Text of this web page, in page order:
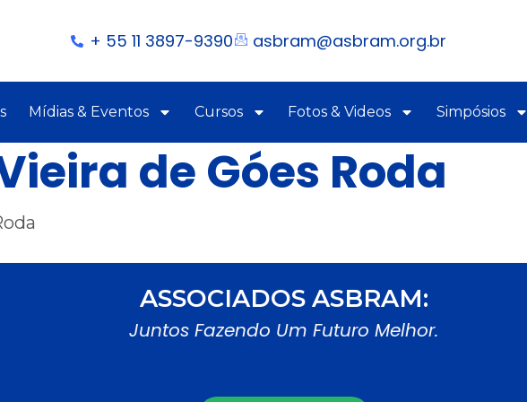
+ 55 11 3897-9390 asbram@asbram.org.br
Mídias & Eventos Cursos Fotos & Videos Simpósios
de Góes Roda
ASSOCIADOS ASBRAM:
Juntos Fazendo Um Futuro Melhor.